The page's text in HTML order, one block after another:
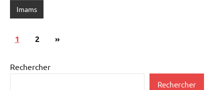
Imams
Pagination
publications
1 2
Articles
»
Rechercher
Rechercher